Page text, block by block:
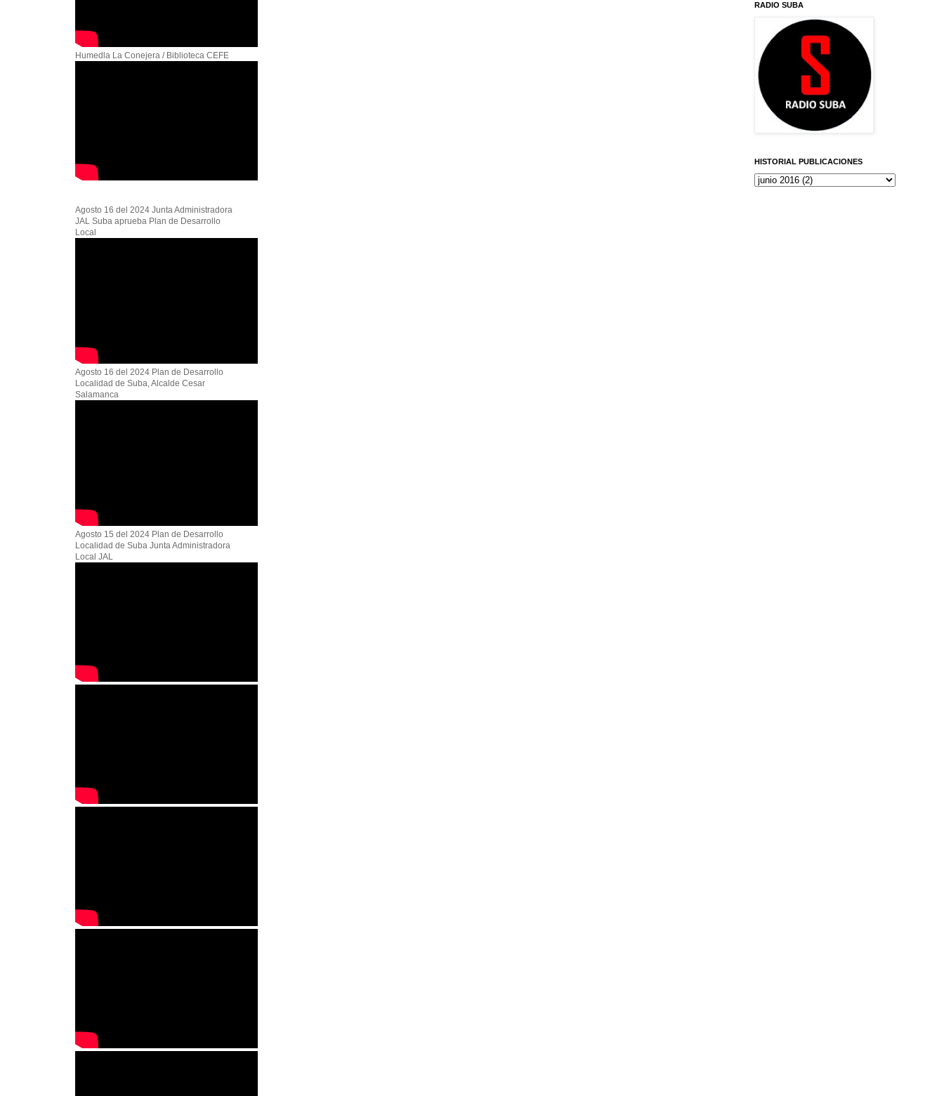
Humedla La Conejera / Biblioteca CEFE
Agosto 16 del 2024 Junta Administradora
JAL Suba aprueba Plan de Desarrollo
Local
Agosto 16 del 2024 Plan de Desarrollo
Localidad de Suba, Alcalde Cesar
Salamanca
Agosto 15 del 2024 Plan de Desarrollo
Localidad de Suba Junta Administradora
Local JAL
RADIO SUBA
HISTORIAL PUBLICACIONES